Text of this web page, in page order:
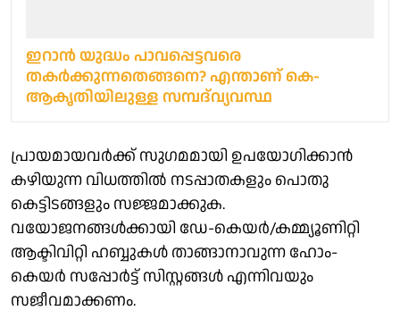
ഇറാന്‍ യുദ്ധം പാവപ്പെട്ടവരെ
തകര്‍ക്കുന്നതെങ്ങനെ? എന്താണ് കെ-
ആകൃതിയിലുള്ള സമ്പദ്‌വ്യവസ്ഥ
പ്രായമായവര്‍ക്ക് സുഗമമായി ഉപയോഗിക്കാന്‍
കഴിയുന്ന വിധത്തില്‍ നടപ്പാതകളും പൊതു
കെട്ടിടങ്ങളും സജ്ജമാക്കുക.
വയോജനങ്ങള്‍ക്കായി ഡേ-കെയര്‍/കമ്മ്യൂണിറ്റി
ആക്ടിവിറ്റി ഹബ്ബുകള്‍ താങ്ങാനാവുന്ന ഹോം-
കെയര്‍ സപ്പോര്‍ട്ട് സിസ്റ്റങ്ങള്‍ എന്നിവയും
സജീവമാക്കണം.